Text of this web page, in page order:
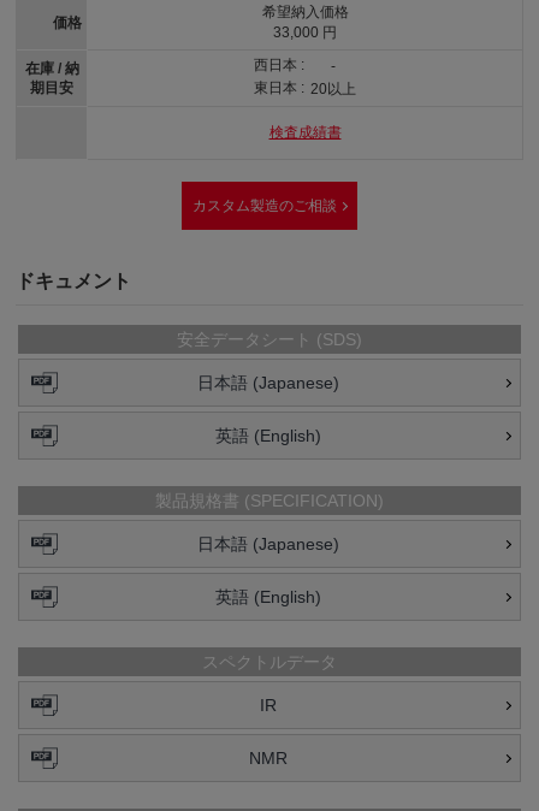
価格
在庫 / 納
期目安
希望納入価格
33,000 円
西日本 :
-
東日本 : 20以上
検査成績書
カスタム製造のご相談
ドキュメント
安全データシート (SDS)
日本語 (Japanese)
英語 (English)
製品規格書 (SPECIFICATION)
日本語 (Japanese)
英語 (English)
スペクトルデータ
IR
NMR